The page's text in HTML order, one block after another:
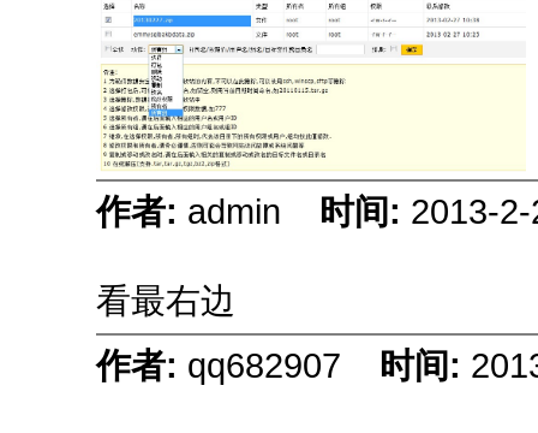
作者: admin 时间: 2013-
看最右边
作者: qq682907 时间: